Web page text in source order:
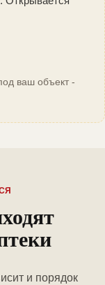
ваш объект -
и порядок